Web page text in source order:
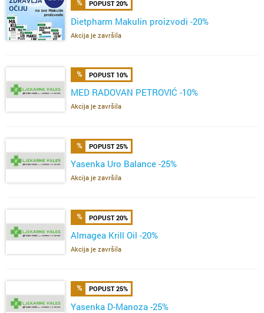
POPUST 20%
Dietpharm Makulin proizvodi -20%
Akcija je završila
POPUST 10%
MED RADOVAN PETROVIĆ -10%
Akcija je završila
POPUST 25%
Yasenka Uro Balance -25%
Akcija je završila
POPUST 20%
Almagea Krill Oil -20%
Akcija je završila
POPUST 25%
Yasenka D-Manoza -25%